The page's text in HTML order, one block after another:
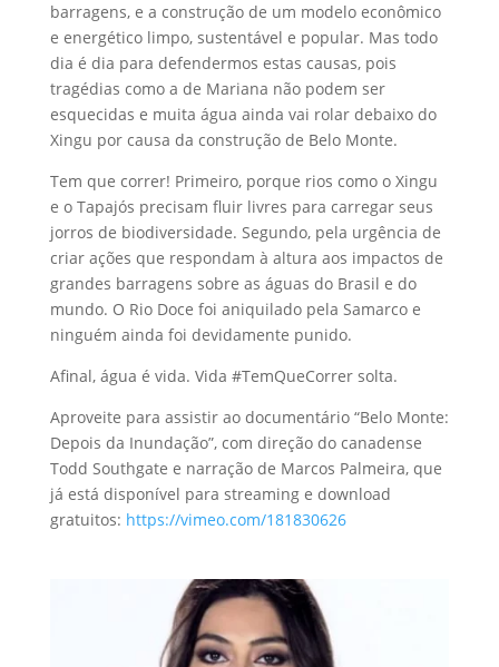
barragens, e a construção de um modelo econômico
e energético limpo, sustentável e popular. Mas todo
dia é dia para defendermos estas causas, pois
tragédias como a de Mariana não podem ser
esquecidas e muita água ainda vai rolar debaixo do
Xingu por causa da construção de Belo Monte.
Tem que correr! Primeiro, porque rios como o Xingu
e o Tapajós precisam fluir livres para carregar seus
jorros de biodiversidade. Segundo, pela urgência de
criar ações que respondam à altura aos impactos de
grandes barragens sobre as águas do Brasil e do
mundo. O Rio Doce foi aniquilado pela Samarco e
ninguém ainda foi devidamente punido.
Afinal, água é vida. Vida #TemQueCorrer solta.
Aproveite para assistir ao documentário “Belo Monte:
Depois da Inundação”, com direção do canadense
Todd Southgate e narração de Marcos Palmeira, que
já está disponível para streaming e download
gratuitos: https://vimeo.com/181830626